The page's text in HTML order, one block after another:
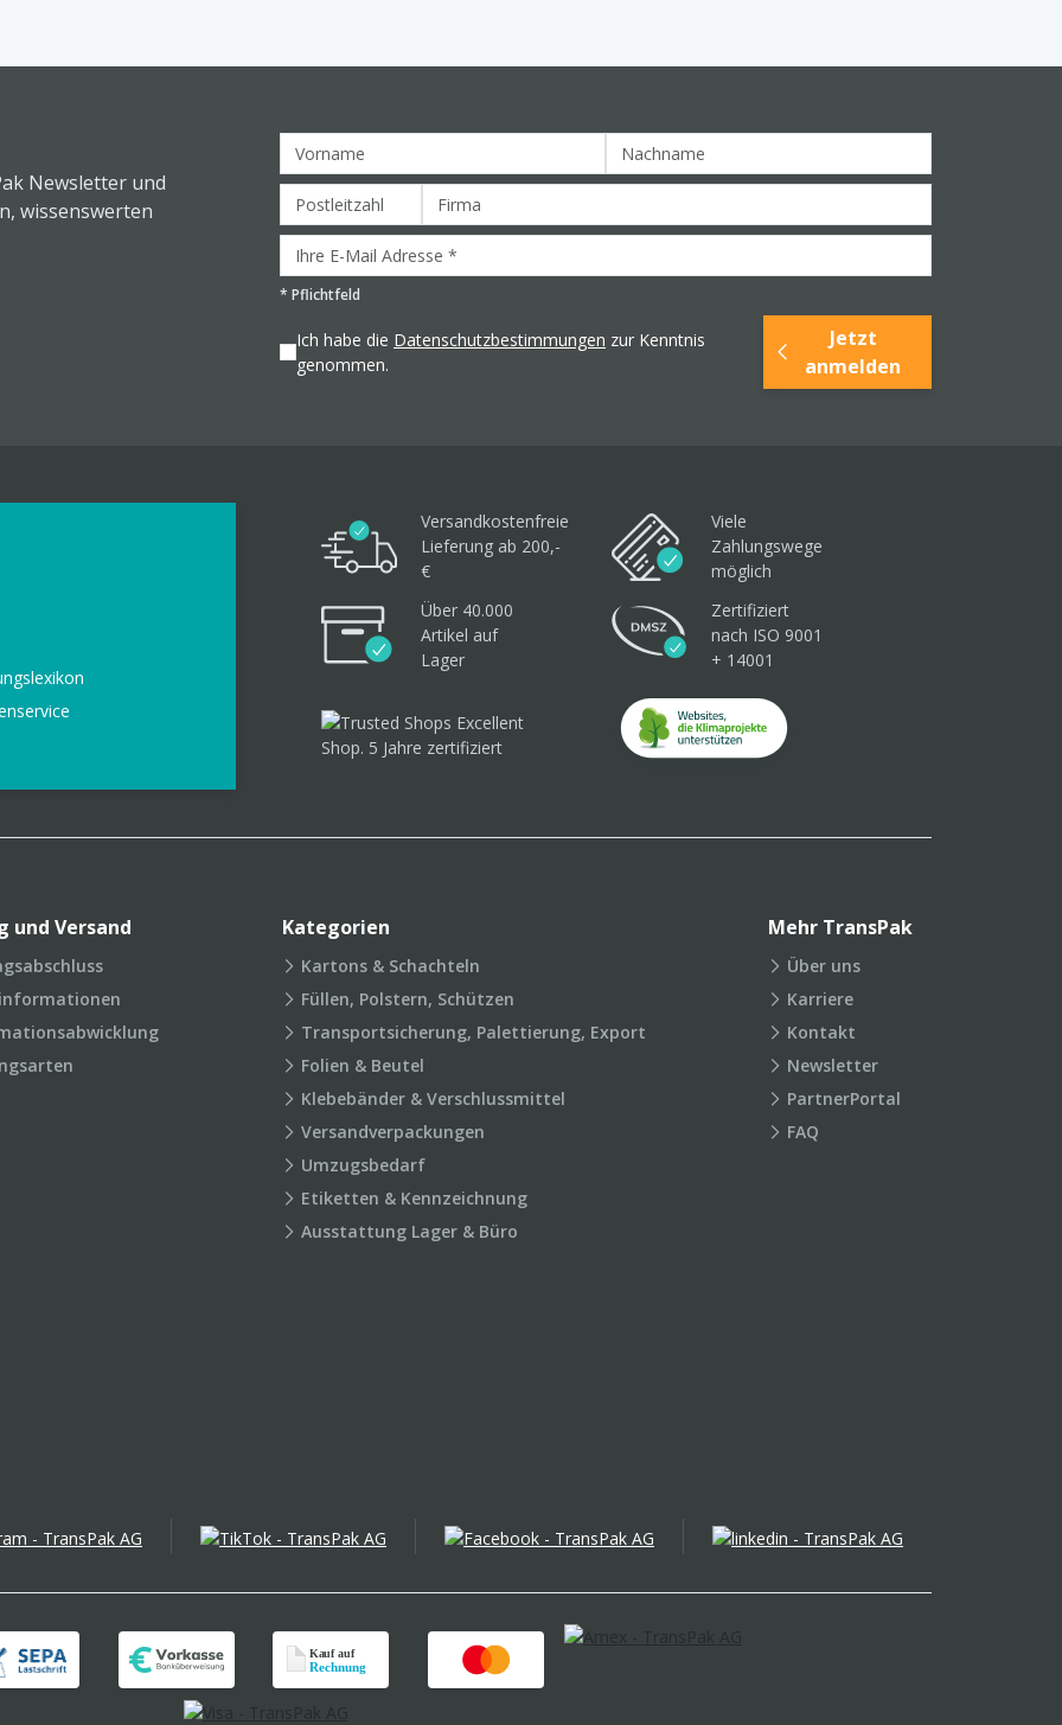
Newsletter und
wissenswerten
* Pflichtfeld
Ich habe die Datenschutzbestimmungen zur Kenntnis
genommen.
Jetzt
anmelden
Versandkostenfreie
Lieferung ab 200,-
€
Viele
Zahlungswege
möglich
Über 40.000
Artikel auf
Lager
Zertifiziert
nach ISO 9001
+ 14001
und Versand Kategorien
Kartons & Schachteln
Füllen, Polstern, Schützen
Transportsicherung, Palettierung, Export
Folien & Beutel
Klebebänder & Verschlussmittel
Versandverpackungen
Umzugsbedarf
Etiketten & Kennzeichnung
Ausstattung Lager & Büro
Mehr TransPak
Über uns
Karriere
Kontakt
Newsletter
PartnerPortal
FAQ